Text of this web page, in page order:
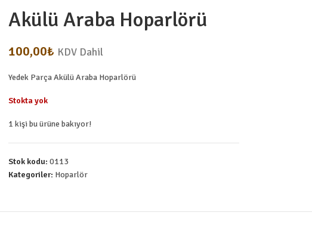
Akülü Araba Hoparlörü
100,00₺ KDV Dahil
Yedek Parça Akülü Araba Hoparlörü
Stokta yok
1 kişi bu ürüne bakıyor!
Stok kodu: 0113
Kategoriler: Hoparlör